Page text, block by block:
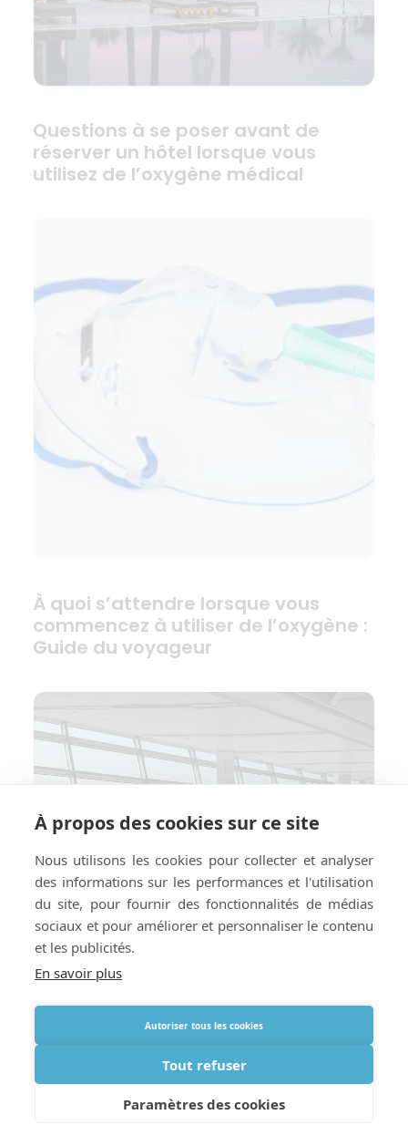
Questions à se poser avant de
réserver un hôtel lorsque vous
utilisez de l’oxygène médical
À quoi s’attendre lorsque vous
commencez à utiliser de l’oxygène :
Guide du voyageur
Comment voyager avec de
l’oxygène avec des étapes et
À propos des cookies sur ce site
Nous utilisons les cookies pour collecter et analyser
des informations sur les performances et l'utilisation
du site, pour fournir des fonctionnalités de médias
sociaux et pour améliorer et personnaliser le contenu
et les publicités.
En savoir plus
Autoriser tous les cookies
Tout refuser
Paramètres des cookies